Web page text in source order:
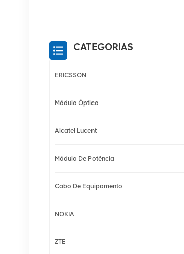
CATEGORIAS
ERICSSON
Módulo Óptico
Alcatel Lucent
Módulo De Potência
Cabo De Equipamento
NOKIA
ZTE